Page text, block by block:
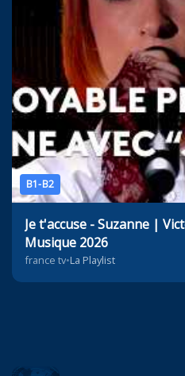
B1-B2
Je t'accuse - Suzanne |
Musique 2026
france tv•La Playlist